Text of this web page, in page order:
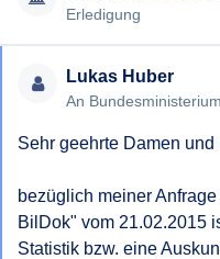
Erledigung
Lukas Huber
An
Sehr geehrte Damen und
bezüglich meiner
BilDok" vom 21.02.2015
Statistik bzw. eine